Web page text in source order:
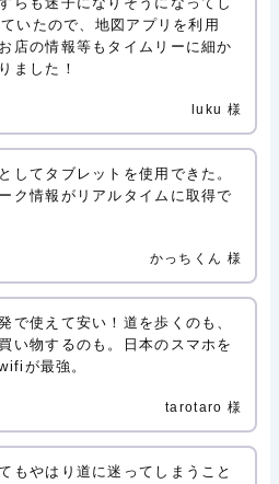
いたので、地図アプリを利用
店の情報等もタイムリーに細か
ました！
luku 様
してタブレットを使用できた。
ク情報がリアルタイムに取得で
かっちくん 様
で使えて安い！道を歩くのも、
い物するのも。日本のスマホを
が最強。
tarotaro 様
もやはり道に迷ってしまうこと